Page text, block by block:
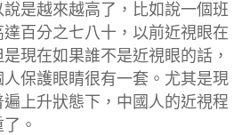
是越來越高了，比如說一個班
百分之七八十，以前近視眼在
現在如果誰不是近視眼的話，
保護眼睛很有一套。尤其是現
上升狀態下，中國人的近視程
。